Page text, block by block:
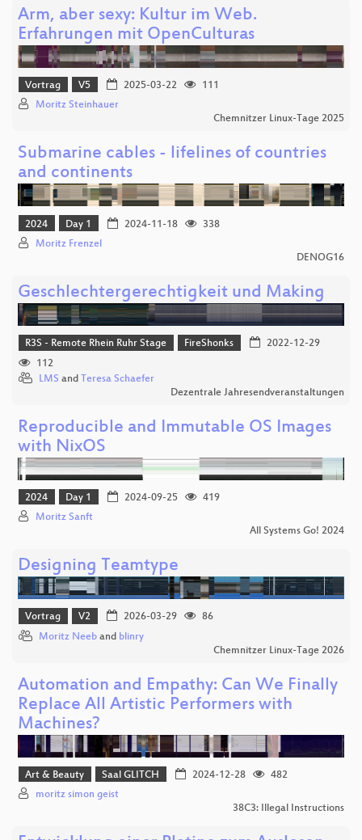
Arm, aber sexy: Kultur im Web.
Erfahrungen mit OpenCulturas
Vortrag V5 2025-03-22
111
Moritz Steinhauer
Chemnitzer Linux-Tage 2025
Submarine cables - lifelines of countries
and continents
2024 Day 1 2024-11-18
338
Moritz Frenzel
DENOG16
Geschlechtergerechtigkeit und Making
R3S - Remote Rhein Ruhr Stage FireShonks
2022-12-29
112
LMS and Teresa Schaefer
Dezentrale Jahresendveranstaltungen
Reproducible and Immutable OS Images
with NixOS
2024 Day 1 2024-09-25
419
Moritz Sanft
All Systems Go! 2024
Designing Teamtype
Vortrag V2 2026-03-29
86
Moritz Neeb and blinry
Chemnitzer Linux-Tage 2026
Automation and Empathy: Can We Finally
Replace All Artistic Performers with
Machines?
Art & Beauty Saal GLITCH 2024-12-28
482
moritz simon geist
38C3: Illegal Instructions